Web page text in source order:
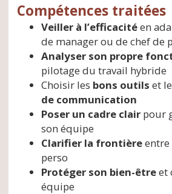
Compétences traitées
Veiller à l’efficacitéen
de manager ou de chef de
Analyser son propre
pilotage du travail hybride
Choisir les bons outils et
de communication
Poser un cadre clair pour
son équipe
Clarifier la frontièreentre
perso
Protéger son bien-êtreet
équipe